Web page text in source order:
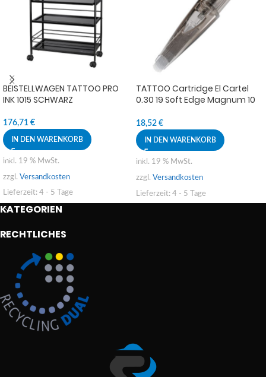
BEISTELLWAGEN TATTOO PRO
INK 1015 SCHWARZ
176,71 €
IN DEN WARENKORB
inkl. 19 % MwSt.
zzgl. Versandkosten
Lieferzeit: 4 - 5 Tage
TATTOO Cartridge El Cartel
0.30 19 Soft Edge Magnum 10
18,52 €
IN DEN WARENKORB
inkl. 19 % MwSt.
zzgl. Versandkosten
Lieferzeit: 4 - 5 Tage
KATEGORIEN
RECHTLICHES